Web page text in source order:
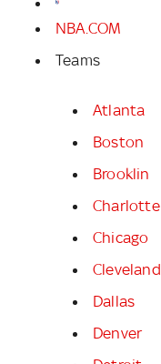
NBA.COM
Teams
Atlanta
Boston
Brooklin
Charlotte
Chicago
Cleveland
Dallas
Denver